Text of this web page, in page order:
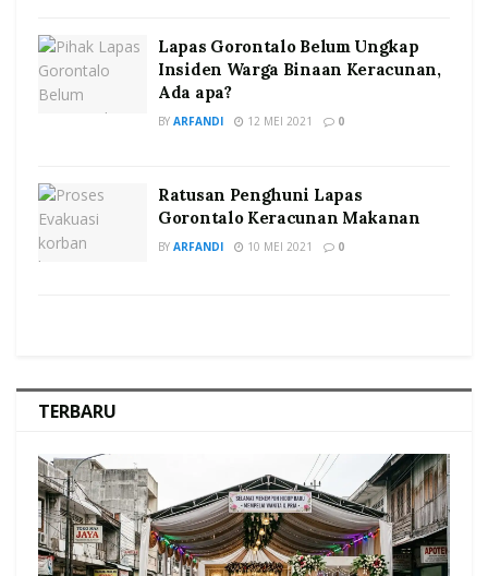
Lapas Gorontalo Belum Ungkap
Insiden Warga Binaan Keracunan,
Ada apa?
BY ARFANDI 12 MEI 2021 0
Ratusan Penghuni Lapas
Gorontalo Keracunan Makanan
BY ARFANDI 10 MEI 2021 0
TERBARU